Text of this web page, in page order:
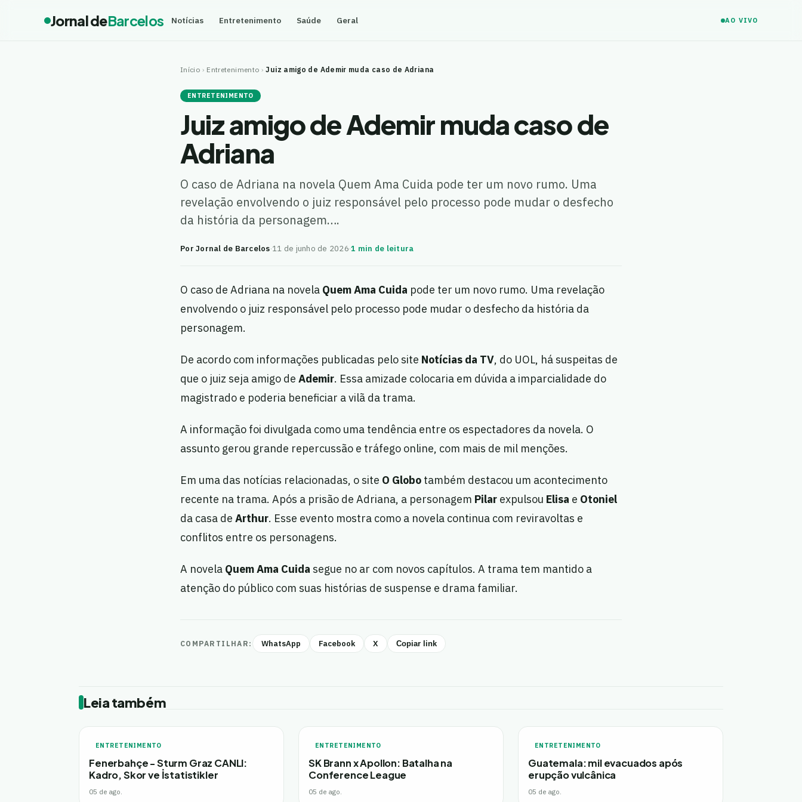
Jornal deBarcelos Notícias Entretenimento Saúde Geral AO VIVO
Início › Entretenimento › Juiz amigo de Ademir muda caso de Adriana
ENTRETENIMENTO
Juiz amigo de Ademir muda caso de
Adriana
O caso de Adriana na novela Quem Ama Cuida pode ter um novo rumo. Uma
revelação envolvendo o juiz responsável pelo processo pode mudar o desfecho
da história da personagem….
Por Jornal de Barcelos·11 de junho de 2026·1 min de leitura
O caso de Adriana na novela Quem Ama Cuida pode ter um novo rumo. Uma revelação
envolvendo o juiz responsável pelo processo pode mudar o desfecho da história da
personagem.
De acordo com informações publicadas pelo site Notícias da TV, do UOL, há suspeitas de
que o juiz seja amigo de Ademir. Essa amizade colocaria em dúvida a imparcialidade do
magistrado e poderia beneficiar a vilã da trama.
A informação foi divulgada como uma tendência entre os espectadores da novela. O
assunto gerou grande repercussão e tráfego online, com mais de mil menções.
Em uma das notícias relacionadas, o site O Globo também destacou um acontecimento
recente na trama. Após a prisão de Adriana, a personagem Pilar expulsou Elisa e Otoniel
da casa de Arthur. Esse evento mostra como a novela continua com reviravoltas e
conflitos entre os personagens.
A novela Quem Ama Cuida segue no ar com novos capítulos. A trama tem mantido a
atenção do público com suas histórias de suspense e drama familiar.
COMPARTILHAR: WhatsApp Facebook X Copiar link
Leia também
ENTRETENIMENTO
Fenerbahçe - Sturm Graz CANLI:
Kadro, Skor ve İstatistikler
05 de ago.
ENTRETENIMENTO
SK Brann x Apollon: Batalha na
Conference League
05 de ago.
ENTRETENIMENTO
Guatemala: mil evacuados após
erupção vulcânica
05 de ago.